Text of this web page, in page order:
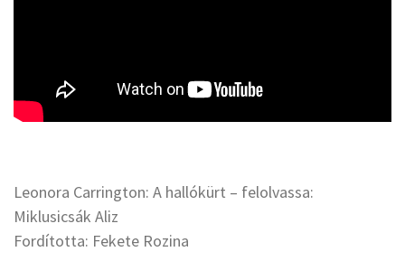
Leonora Carrington: A hallókürt – felolvassa:
Miklusicsák Aliz
Fordította: Fekete Rozina